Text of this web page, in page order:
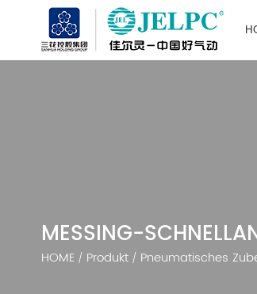
MESSING-
HOME / Produkt / Pneumatisches